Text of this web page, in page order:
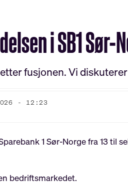
i SB1 Sør-
fusjonen. Vi
- 12:23
1 Sør-Norge fra 13 til
bedriftsmarkedet.